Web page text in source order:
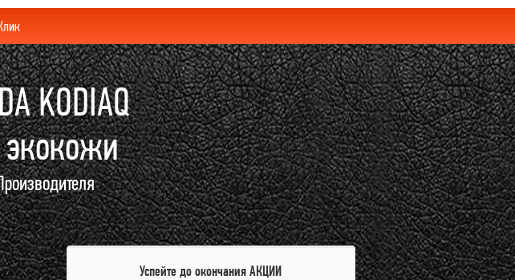
KODIAQ
Успейте до окончания АКЦИИ